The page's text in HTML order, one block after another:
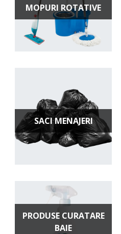
MOPURI ROTATIVE
SACI MENAJERI
PRODUSE CURATARE
BAIE